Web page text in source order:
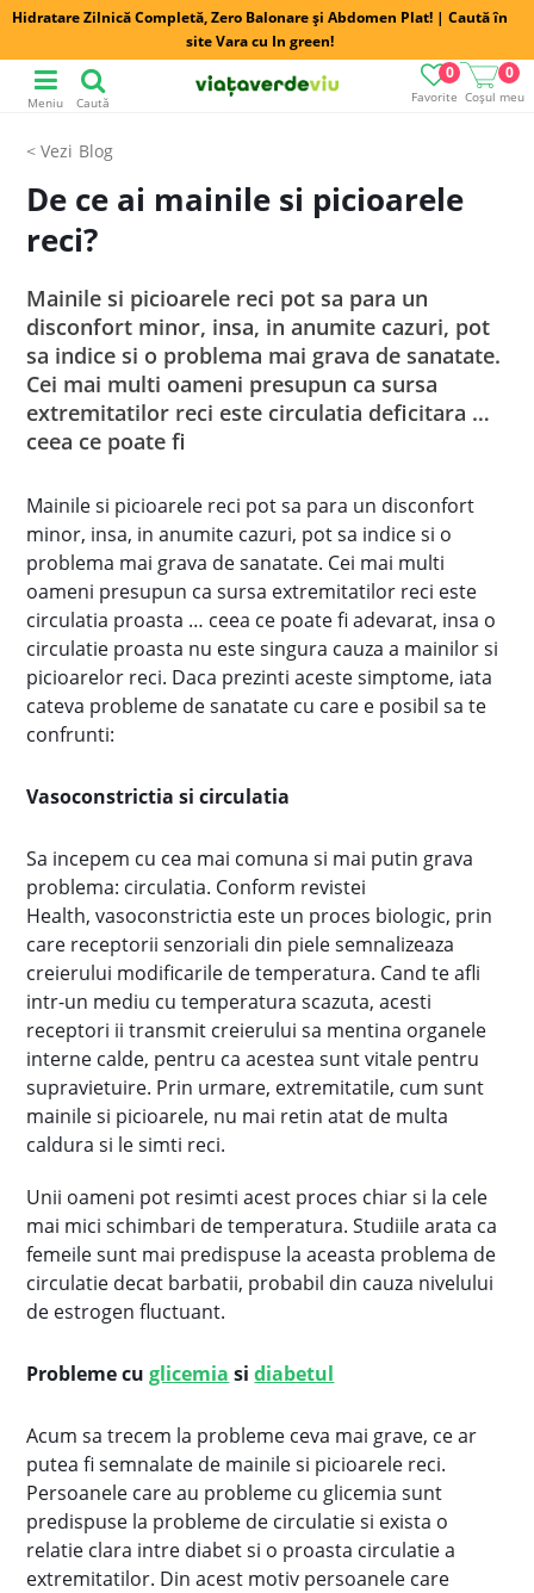
Hidratare Zilnică Completă, Zero Balonare și Abdomen Plat! | Caută în
site Vara cu In green!
Favorite
0
Coșul meu
0
Meniu Caută
Blog
De ce ai mainile si picioarele
reci?
Mainile si picioarele reci pot sa para un
disconfort minor, insa, in anumite cazuri, pot
sa indice si o problema mai grava de sanatate.
Cei mai multi oameni presupun ca sursa
extremitatilor reci este circulatia deficitara …
ceea ce poate fi
Mainile si picioarele reci pot sa para un disconfort
minor, insa, in anumite cazuri, pot sa indice si o
problema mai grava de sanatate. Cei mai multi
oameni presupun ca sursa extremitatilor reci este
circulatia proasta … ceea ce poate fi adevarat, insa o
circulatie proasta nu este singura cauza a mainilor si
picioarelor reci. Daca prezinti aceste simptome, iata
cateva probleme de sanatate cu care e posibil sa te
confrunti:
Vasoconstrictia si circulatia
Sa incepem cu cea mai comuna si mai putin grava
problema: circulatia. Conform revistei
Health, vasoconstrictia este un proces biologic, prin
care receptorii senzoriali din piele semnalizeaza
creierului modificarile de temperatura. Cand te afli
intr-un mediu cu temperatura scazuta, acesti
receptori ii transmit creierului sa mentina organele
interne calde, pentru ca acestea sunt vitale pentru
supravietuire. Prin urmare, extremitatile, cum sunt
mainile si picioarele, nu mai retin atat de multa
caldura si le simti reci.
Unii oameni pot resimti acest proces chiar si la cele
mai mici schimbari de temperatura. Studiile arata ca
femeile sunt mai predispuse la aceasta problema de
circulatie decat barbatii, probabil din cauza nivelului
de estrogen fluctuant.
Probleme cuglicemia sidiabetul
Acum sa trecem la probleme ceva mai grave, ce ar
putea fi semnalate de mainile si picioarele reci.
Persoanele care au probleme cu glicemia sunt
predispuse la probleme de circulatie si exista o
relatie clara intre diabet si o proasta circulatie a
extremitatilor. Din acest motiv persoanele care